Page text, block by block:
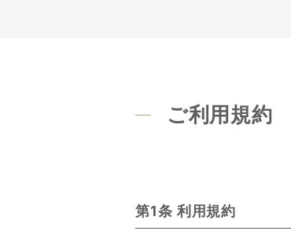
ご利用規約
第1条 利用規約